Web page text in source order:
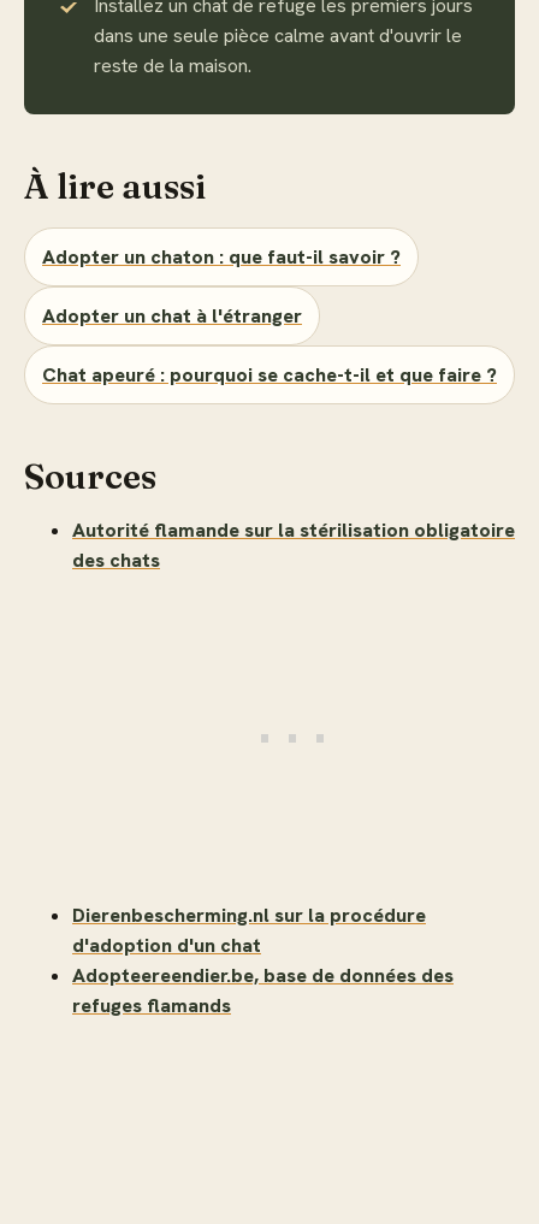
Installez un chat de refuge les premiers jours
dans une seule pièce calme avant d'ouvrir le
reste de la maison.
À lire aussi
Adopter un chaton : que faut-il savoir ?
Adopter un chat à l'étranger
Chat apeuré : pourquoi se cache-t-il et que faire ?
Sources
Autorité flamande sur la stérilisation obligatoire
des chats
Dierenbescherming.nl sur la procédure
d'adoption d'un chat
Adopteereendier.be, base de données des
refuges flamands